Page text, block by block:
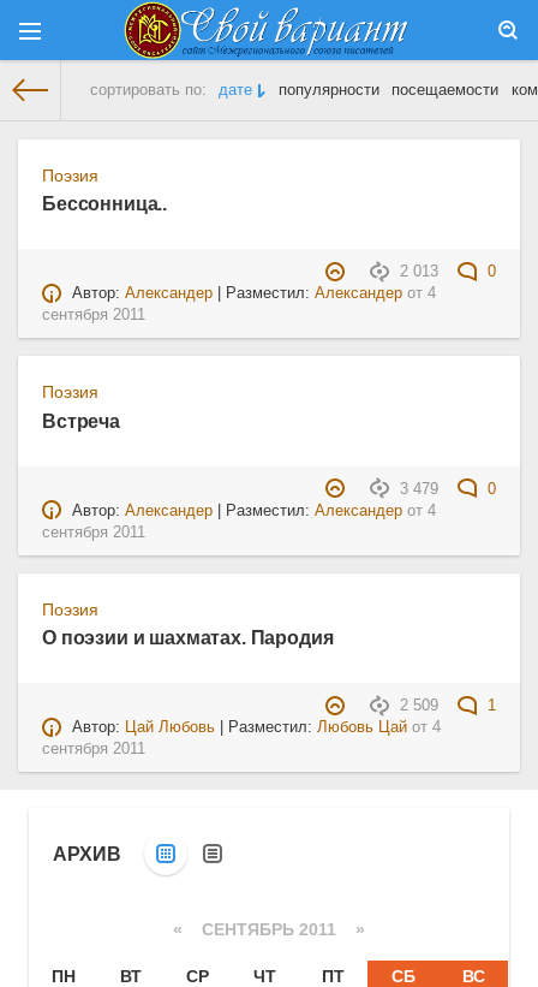
сортировать по: дате популярности посещаемости
Поэзия
Бессонница..
2 013
0
Автор:Александер | Разместил:Александер от4
сентября 2011
Поэзия
Встреча
3 479
0
Автор:Александер | Разместил:Александер от4
сентября 2011
Поэзия
О поэзии и шахматах. Пародия
2 509
1
Автор: Цай Любовь | Разместил:Любовь Цай от4
сентября 2011
АРХИВ
« СЕНТЯБРЬ 2011 »
ПН ВТ СР ЧТ ПТ СБ
ВС